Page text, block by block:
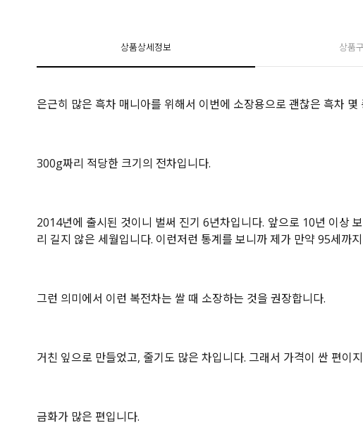
상품상세정보 상품
은근히 많은 흑차 매니아를 위해서 이번에 소장용으로 괜찮은 흑차
300g짜리 적당한 크기의 전차입니다.
2014년에 출시된 것이니 벌써 진기 6년차입니다. 앞으로 10년 이상
리 길지 않은 세월입니다. 이런저런 통계를 보니까 제가 만약 95세
그런 의미에서 이런 복전차는 쌀 때 소장하는 것을 권장합니다.
거친 잎으로 만들었고, 줄기도 많은 차입니다. 그래서 가격이 싼 편이
금화가 많은 편입니다.